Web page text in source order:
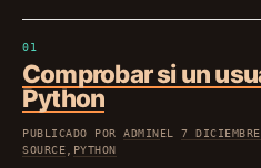
Comprobar si un
Python
PUBLICADO PORADMINEL7
SOURCE
PYTHON